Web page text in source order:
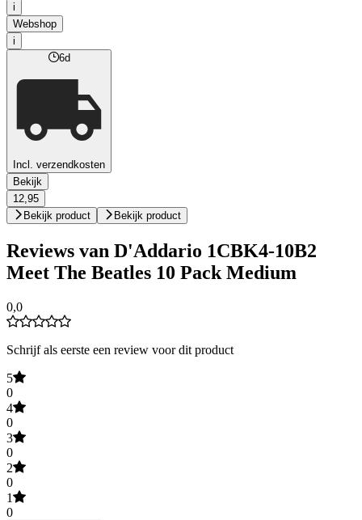
i
Webshop
i
6d
Incl. verzendkosten
Bekijk
12,95
Bekijk product
Bekijk product
Reviews van D'Addario 1CBK4-10B2
Meet The Beatles 10 Pack Medium
0,0
Schrijf als eerste een review voor dit product
5
0
4
0
3
0
2
0
1
0